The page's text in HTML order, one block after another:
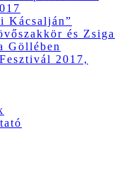
Kácsalján”
és Zsiga
Göllében
2017,